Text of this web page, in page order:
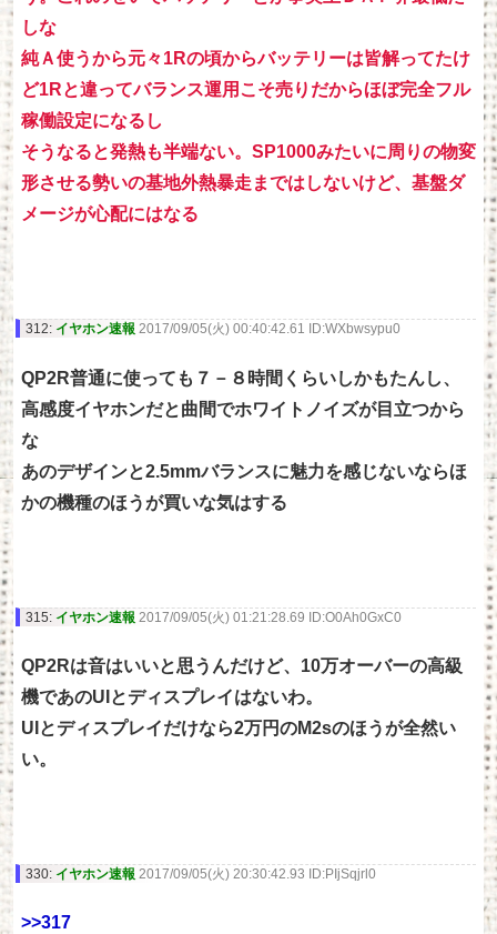
しな
純Ａ使うから元々1Rの頃からバッテリーは皆解ってたけ
ど1Rと違ってバランス運用こそ売りだからほぼ完全フル
稼働設定になるし
そうなると発熱も半端ない。SP1000みたいに周りの物変
形させる勢いの基地外熱暴走まではしないけど、基盤ダ
メージが心配にはなる
312: イヤホン速報 2017/09/05(火) 00:40:42.61 ID:WXbwsypu0
QP2R普通に使っても７－８時間くらいしかもたんし、
高感度イヤホンだと曲間でホワイトノイズが目立つから
な
あのデザインと2.5mmバランスに魅力を感じないならほ
かの機種のほうが買いな気はする
315: イヤホン速報 2017/09/05(火) 01:21:28.69 ID:O0Ah0GxC0
QP2Rは音はいいと思うんだけど、10万オーバーの高級
機であのUIとディスプレイはないわ。
UIとディスプレイだけなら2万円のM2sのほうが全然い
い。
330: イヤホン速報 2017/09/05(火) 20:30:42.93 ID:PIjSqjrl0
>>317